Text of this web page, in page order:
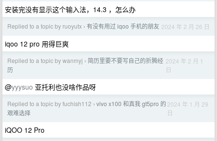
安装完没有显示这个输入法，14.3 ，怎么办
Replied to a topic by ruoyutx › 有没有用过 iqoo 手机的朋友 2024 年 2 月 26 日
iqoo 12 pro 用得巨爽
Replied to a topic by wanmyj › 简历里要不要写自己的折腾经
历
2024 年 2 月 1
日
@yyysuo 亚托利也没啥作品呀
Replied to a topic by fuchish112 › vivo x100 和真我 gt5pro 的
艰难选择
2024 年 1 月 29
日
iQOO 12 Pro